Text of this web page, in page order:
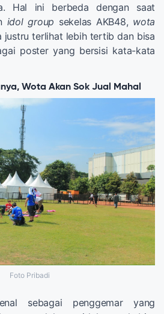
Hal ini berbeda dengan saat
idol group sekelas AKB48, wota
justru terlihat lebih tertib dan bisa
poster yang bersisi kata-kata
Wota Akan Sok Jual Mahal
Foto Pribadi
sebagai penggemar yang